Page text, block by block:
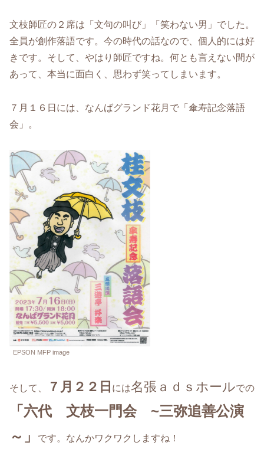
文枝師匠の２席は「文句の叫び」「笑わない男」でした。
全員が創作落語です。今の時代の話なので、個人的には好
きです。そして、やはり師匠ですね。何とも言えない間が
あって、本当に面白く、思わず笑ってしまいます。
７月１６日には、なんばグランド花月で「傘寿記念落語
会」。
EPSON MFP image
そして、 ７月２２日 には名張ａｄｓホールでの
「六代 文枝一門会 ~三弥追善公演
～」
です。なんかワクワクしますね！